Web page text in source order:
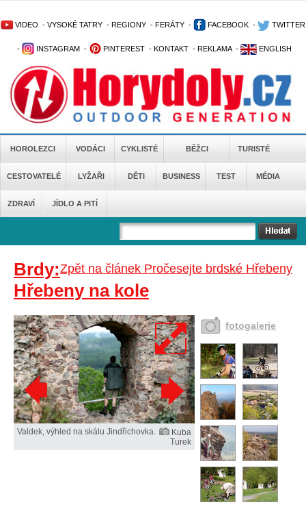
VIDEO - VYSOKÉ TATRY - REGIONY - FERÁTY - FACEBOOK - TWITTER
- INSTAGRAM - PINTEREST - KONTAKT - REKLAMA - ENGLISH
HOROLEZCI VODÁCI CYKLISTÉ BĚŽCI TURISTÉ
CESTOVATELÉ LYŽAŘI DĚTI BUSINESS TEST MÉDIA
ZDRAVÍ JÍDLO A PITÍ
Zpět na článek Pročesejte brdské Hřebeny
Brdy:
Hřebeny na kole
Valdek, výhled na skálu Jindřichovka.
Kuba
Turek
fotogalerie